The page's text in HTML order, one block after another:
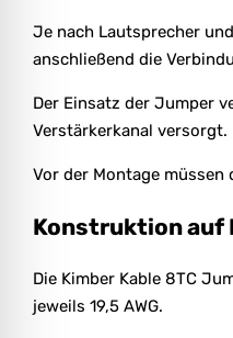
Je nach Lautsprecher
anschließend die
Der Einsatz der Jumper
Verstärkerkanal
Vor der Montage
Konstruktion auf
Die Kimber Kable 8TC
jeweils 19,5 AWG.